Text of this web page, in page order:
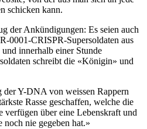
schicken kann.
der Ankündigungen: Es seien auch
0001-CRISPR-Supersoldaten aus
innerhalb einer Stunde
schreibt die «Königin» und
Y-DNA von weissen Rappern
Rasse geschaffen, welche die
verfügen über eine Lebenskraft und
noch nie gegeben hat.»